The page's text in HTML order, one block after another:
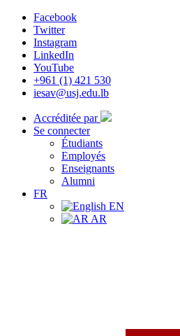
Facebook
Twitter
Instagram
LinkedIn
YouTube
+961 (1) 421 530
iesav@usj.edu.lb
Accréditée par
Se connecter
Étudiants
Employés
Enseignants
Alumni
FR
EN
AR